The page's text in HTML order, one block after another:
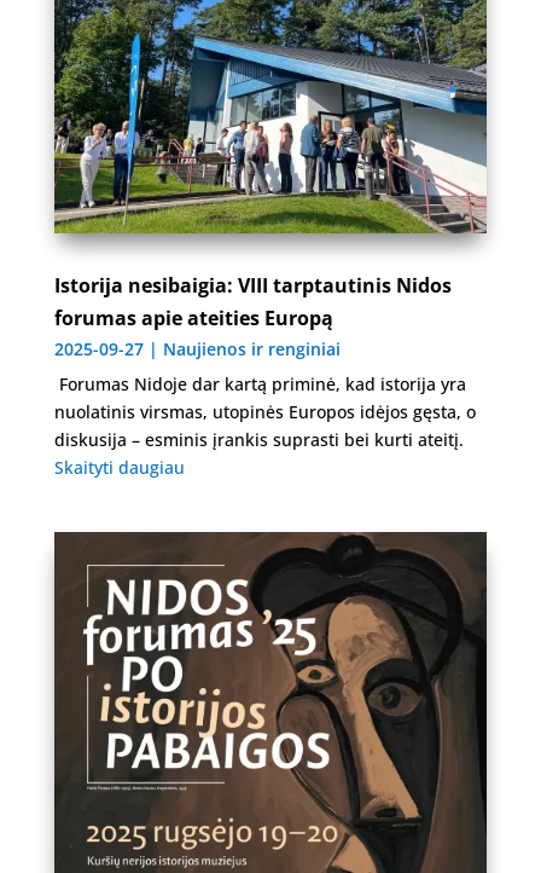
Istorija nesibaigia: VIII tarptautinis Nidos
forumas apie ateities Europą
2025-09-27| Naujienos ir renginiai
Forumas Nidoje dar kartą priminė, kad istorija yra
nuolatinis virsmas, utopinės Europos idėjos gęsta, o
diskusija – esminis įrankis suprasti bei kurti ateitį.
Skaityti daugiau